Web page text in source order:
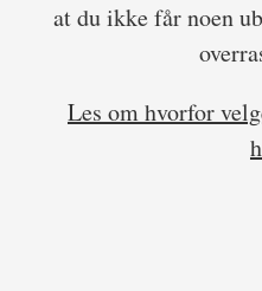
at du ikke får noen
Les om hvorfor